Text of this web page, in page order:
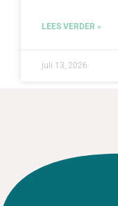
LEES VERDER »
juli 13, 2026